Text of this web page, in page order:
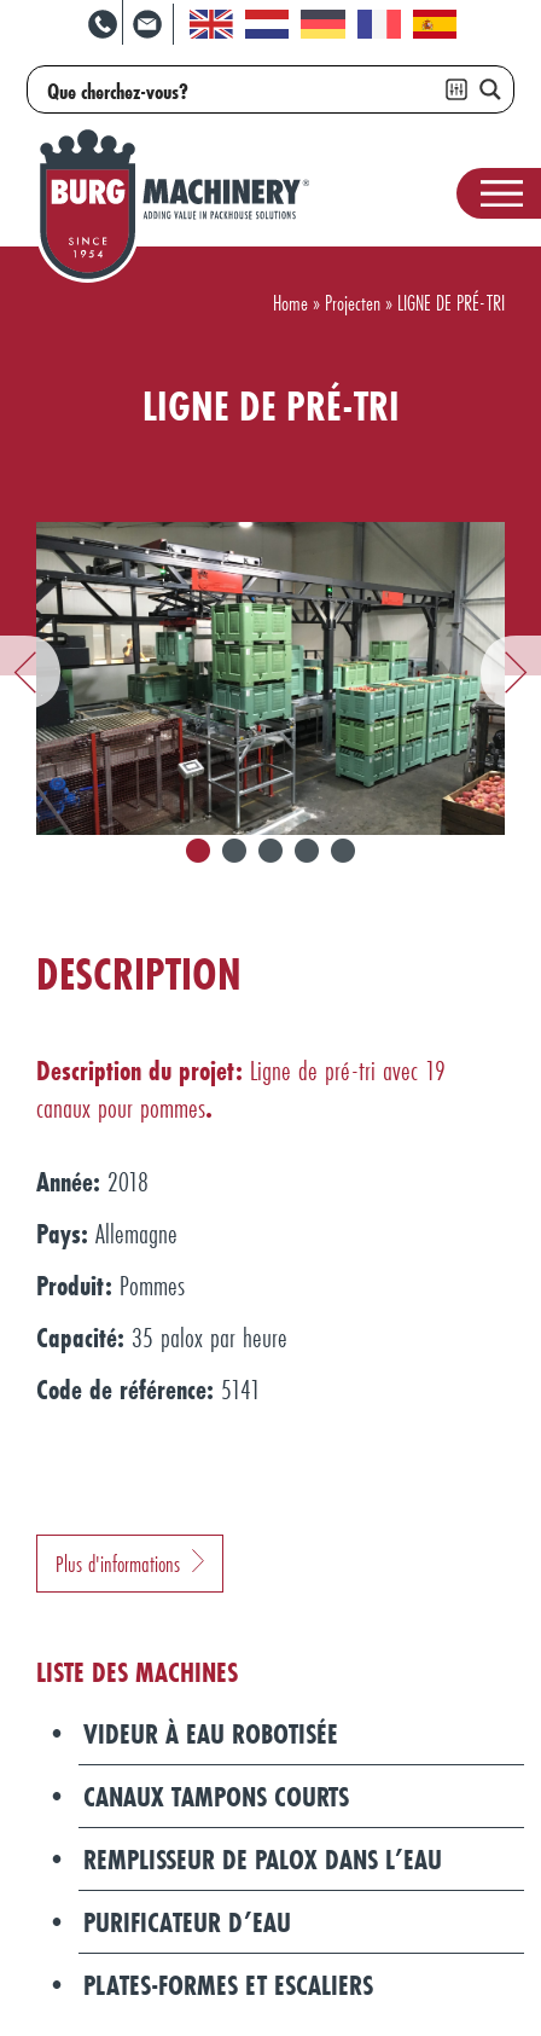
Home» Projecten» LIGNE DE PRÉ-TRI
LIGNE DE PRÉ-TRI
DESCRIPTION
Description du projet: Ligne de pré-tri avec 19
canaux pour pommes.
Année: 2018
Pays: Allemagne
Produit: Pommes
Capacité: 35 palox par heure
Code de référence: 5141
Plus d'informations
LISTE DES MACHINES
VIDEUR À EAU ROBOTISÉE
CANAUX TAMPONS COURTS
REMPLISSEUR DE PALOX DANS L’EAU
PURIFICATEUR D’EAU
PLATES-FORMES ET ESCALIERS